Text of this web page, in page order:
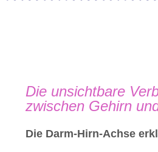
Die unsichtbare
zwischen Gehirn
Die Darm-Hirn-Achse